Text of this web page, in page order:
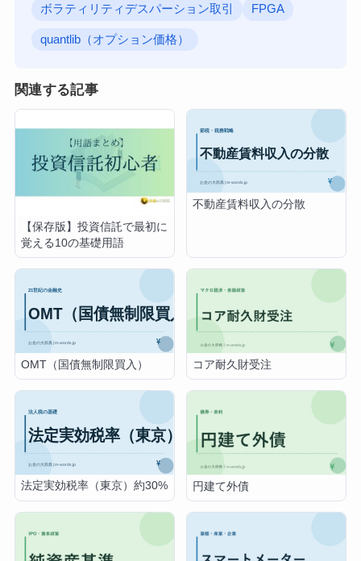
ボラティリティデスパーション取引 FPGA
quantlib（オプション価格）
関連する記事
【保存版】投資信託で最初に
覚える10の基礎用語
不動産賃料収入の分散
OMT（国債無制限買入） コア耐久財受注
法定実効税率（東京）約30% 円建て外債